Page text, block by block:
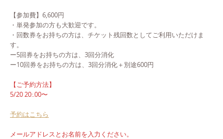
【参加費】6,600円
・単発参加の方も大歓迎です。
・回数券をお持ちの方は、チケット残回数としてご利用いただけま
す。
ー5回券をお持ちの方は、3回分消化
ー10回券をお持ちの方は、3回分消化＋別途600円
【ご予約方法】
5/20 20:.00〜
予約はこちら
メールアドレスとお名前を入力ください。